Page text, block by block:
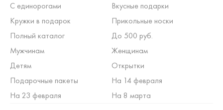
С единорогами
Вкусные подарки
Кружки в подарок
Прикольные носки
Полный каталог
До 500 руб.
Мужчинам
Женщинам
Детям
Открытки
Подарочные пакеты
На 14 февраля
На 23 февраля
На 8 марта